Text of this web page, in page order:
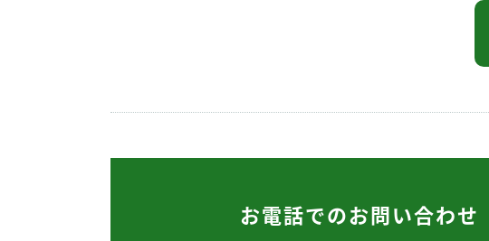
お電話でのお問い合わせ